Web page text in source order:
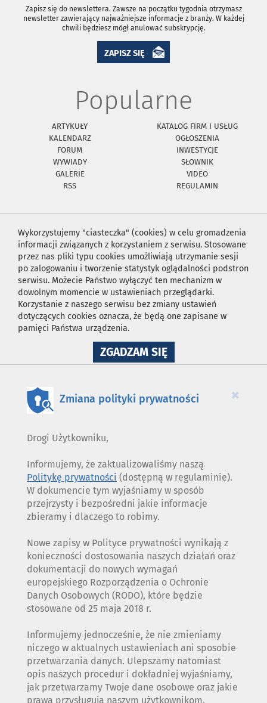
Zapisz się do newslettera. Zawsze na początku tygodnia otrzymasz
newsletter zawierający najważniejsze informacje z branży. W każdej
chwili będziesz mógł anulować subskrypcję.
ZAPISZ SIĘ
Popularne
ARTYKUŁY
KATALOG FIRM I USŁUG
KALENDARZ
OGŁOSZENIA
FORUM
INWESTYCJE
WYWIADY
SŁOWNIK
GALERIE
VIDEO
RSS
REGULAMIN
Wykorzystujemy "ciasteczka" (cookies) w celu gromadzenia
informacji związanych z korzystaniem z serwisu. Stosowane
przez nas pliki typu cookies umożliwiają utrzymanie sesji
po zalogowaniu i tworzenie statystyk oglądalności podstron
serwisu. Możecie Państwo wyłączyć ten mechanizm w
dowolnym momencie w ustawieniach przeglądarki.
Korzystanie z naszego serwisu bez zmiany ustawień
dotyczących cookies oznacza, że będą one zapisane w
pamięci Państwa urządzenia.
ZGADZAM SIĘNA
WYKORZYSTANIE
×
Zmiana polityki prywatności
Drogi Użytkowniku,
Informujemy, że zaktualizowaliśmy naszą
Politykę prywatności (dostępną w regulaminie).
W dokumencie tym wyjaśniamy w sposób
przejrzysty i bezpośredni jakie informacje
zbieramy i dlaczego to robimy.
Nowe zapisy w Polityce prywatności wynikają z
konieczności dostosowania naszych działań oraz
dokumentacji do nowych wymagań
europejskiego Rozporządzenia o Ochronie
Danych Osobowych (RODO), które będzie
stosowane od 25 maja 2018 r.
Informujemy jednocześnie, że nie zmieniamy
niczego w aktualnych ustawieniach ani sposobie
przetwarzania danych. Ulepszamy natomiast
opis naszych procedur i dokładniej wyjaśniamy,
jak przetwarzamy Twoje dane osobowe oraz jakie
prawa przysługują naszym użytkownikom.